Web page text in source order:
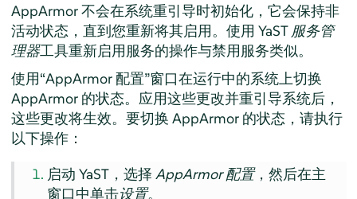
AppArmor不会在系统重引导时初始化，它会保持非
活动状态，直到您重新将其启用。使用 YaST 服务管
理器工具重新启用服务的操作与禁用服务类似。
使用“AppArmor配置”窗口在运行中的系统上切换
AppArmor的状态。应用这些更改并重引导系统后，
这些更改将生效。要切换 AppArmor的状态，请执行
以下操作：
启动 YaST，选择AppArmor配置，然后在主
窗口中单击设置。